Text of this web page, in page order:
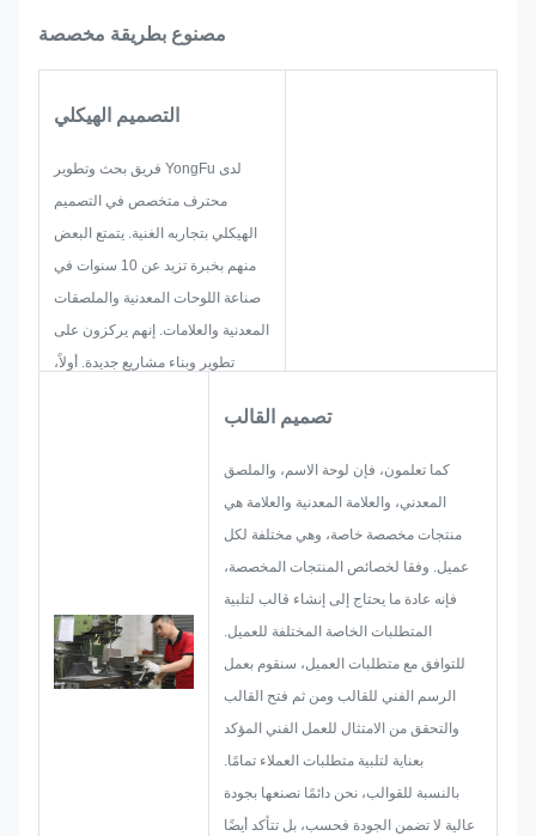
مصنوع بطريقة مخصصة
التصميم الهيكلي
لدى YongFu فريق بحث وتطوير
محترف متخصص في التصميم
الهيكلي بتجاربه الغنية. يتمتع البعض
منهم بخبرة تزيد عن 10 سنوات في
صناعة اللوحات المعدنية والملصقات
المعدنية والعلامات. إنهم يركزون على
تطوير وبناء مشاريع جديدة. أولاً،
للمنتجات العملية الشاملة، ثم تخطيط
احتمالات المشكلة التي قد تحدث
مسبقًا، مثل تحديد الحجم وتقنية
المعالجة والمعالجة السطحية
تصميم القالب
كما تعلمون، فإن لوحة الاسم، والملصق
المعدني، والعلامة المعدنية والعلامة هي
منتجات مخصصة خاصة، وهي مختلفة لكل
عميل. وفقا لخصائص المنتجات المخصصة،
فإنه عادة ما يحتاج إلى إنشاء قالب لتلبية
المتطلبات الخاصة المختلفة للعميل.
للتوافق مع متطلبات العميل، سنقوم بعمل
الرسم الفني للقالب ومن ثم فتح القالب
والتحقق من الامتثال للعمل الفني المؤكد
بعناية لتلبية متطلبات العملاء تمامًا.
بالنسبة للقوالب، نحن دائمًا نصنعها بجودة
عالية لا تضمن الجودة فحسب، بل تتأكد أيضًا